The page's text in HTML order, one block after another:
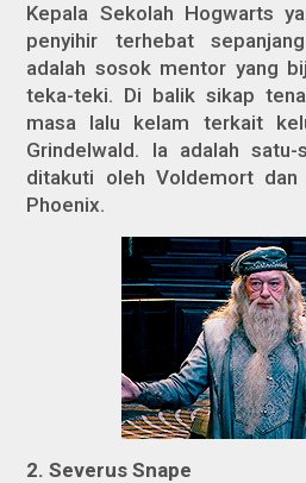
Kepala Sekolah Hogwarts
penyihir terhebat
adalah sosok mentor yang
teka-teki. Di balik sikap
masa lalu kelam terkait
Grindelwald. Ia adalah satu-
ditakuti oleh Voldemort
Phoenix.
2. Severus Snape